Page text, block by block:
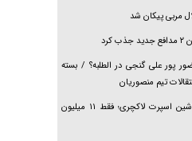
مربی پیکان شد
کرد
پور علی گنجی در الطلبه؟ / بسته
تیم منصوریان
رونالدو و ۱۳ ماشین اسپرت لاکچری؛ فقط ۱۱ میلیون